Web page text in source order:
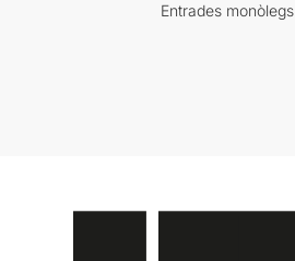
Entrades monòlegs